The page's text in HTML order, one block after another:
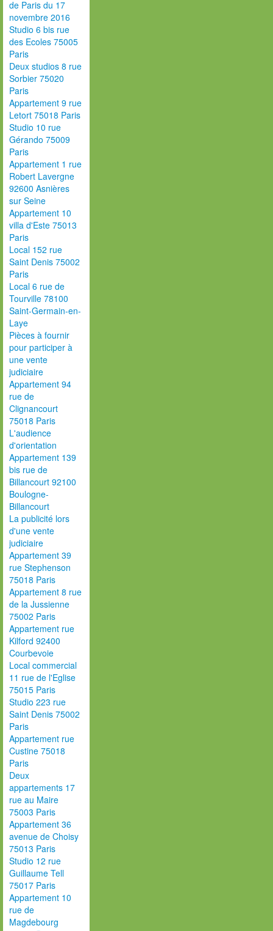
de Paris du 17
novembre 2016
Studio 6 bis rue
des Ecoles 75005
Paris
Deux studios 8 rue
Sorbier 75020
Paris
Appartement 9 rue
Letort 75018 Paris
Studio 10 rue
Gérando 75009
Paris
Appartement 1 rue
Robert Lavergne
92600 Asnières
sur Seine
Appartement 10
villa d'Este 75013
Paris
Local 152 rue
Saint Denis 75002
Paris
Local 6 rue de
Tourville 78100
Saint-Germain-en-
Laye
Pièces à fournir
pour participer à
une vente
judiciaire
Appartement 94
rue de
Clignancourt
75018 Paris
L'audience
d'orientation
Appartement 139
bis rue de
Billancourt 92100
Boulogne-
Billancourt
La publicité lors
d'une vente
judiciaire
Appartement 39
rue Stephenson
75018 Paris
Appartement 8 rue
de la Jussienne
75002 Paris
Appartement rue
Kilford 92400
Courbevoie
Local commercial
11 rue de l'Eglise
75015 Paris
Studio 223 rue
Saint Denis 75002
Paris
Appartement rue
Custine 75018
Paris
Deux
appartements 17
rue au Maire
75003 Paris
Appartement 36
avenue de Choisy
75013 Paris
Studio 12 rue
Guillaume Tell
75017 Paris
Appartement 10
rue de
Magdebourg